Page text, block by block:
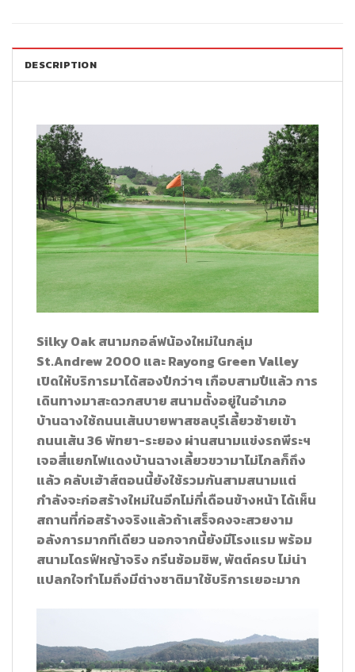
DESCRIPTION
Silky Oak สนามกอล์ฟน้องใหม่ในกลุ่ม
St.Andrew 2000 และ Rayong Green Valley
เปิดให้บริการมาได้สองปีกว่าๆ เกือบสามปีแล้ว การ
เดินทางมาสะดวกสบาย สนามตั้งอยู่ในอำเภอ
บ้านฉางใช้ถนนเส้นบายพาสชลบุรีเลี้ยวซ้ายเข้า
ถนนเส้น 36 พัทยา-ระยอง ผ่านสนามแข่งรถพีระฯ
เจอสี่แยกไฟแดงบ้านฉางเลี้ยวขวามาไม่ไกลก็ถึง
แล้ว คลับเฮ้าส์ตอนนี้ยังใช้รวมกันสามสนามแต่
กำลังจะก่อสร้างใหม่ในอีกไม่กี่เดือนข้างหน้า ได้เห็น
สถานที่ก่อสร้างจริงแล้วถ้าเสร็จคงจะสวยงาม
อลังการมากทีเดียว นอกจากนี้ยังมีโรงแรม พร้อม
สนามไดรฟ์หญ้าจริง กรีนซ้อมชิพ, พัตต์ครบ ไม่น่า
แปลกใจทำไมถึงมีต่างชาติมาใช้บริการเยอะมาก